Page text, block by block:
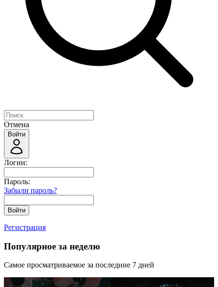
Отмена
Войти
Логин:
Пароль:
Забыли пароль?
Войти
Регистрация
Популярное за неделю
Самое просматриваемое за последние 7 дней